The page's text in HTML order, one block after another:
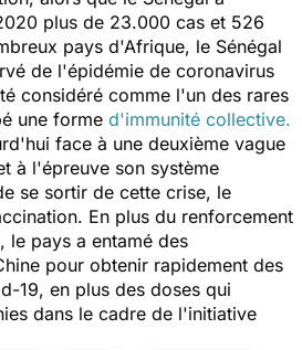
plus de 23.000 cas et 526
pays d'Afrique, le Sénégal
de l'épidémie de coronavirus
considéré comme l'un des rares
une forme d'immunité collective.
face à une deuxième vague
à l'épreuve son système
se sortir de cette crise, le
En plus du renforcement
le pays a entamé des
pour obtenir rapidement des
19, en plus des doses qui
dans le cadre de l'initiative